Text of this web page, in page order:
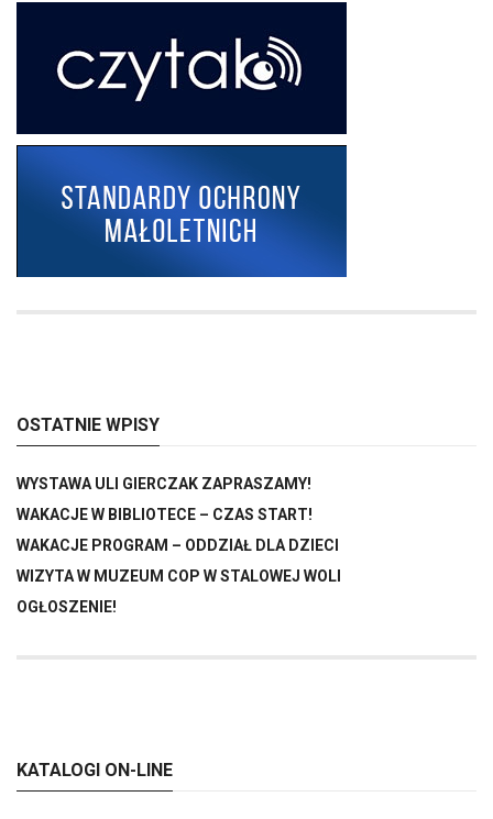
OSTATNIE WPISY
WYSTAWA ULI GIERCZAK ZAPRASZAMY!
WAKACJE W BIBLIOTECE – CZAS START!
WAKACJE PROGRAM – ODDZIAŁ DLA DZIECI
WIZYTA W MUZEUM COP W STALOWEJ WOLI
OGŁOSZENIE!
KATALOGI ON-LINE